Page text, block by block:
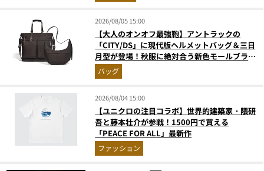
2026/08/05 15:00
【大人のオンオフ最強鞄】アントラックの
「CITY/DS」に現代版ヘルメットバッグ＆三日
月型が登場！秋服に絶対合う新色モールブラウ
ンが傑作
バッグ
2026/08/04 15:00
【ユニクロの注目コラボ】世界的建築家・隈研
吾と藤本壮介が参戦！1500円で買える
「PEACE FOR ALL」最新作
ファッション